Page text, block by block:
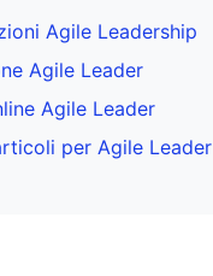
Agile Leadership
Agile Leader
Agile Leader
per Agile Leader